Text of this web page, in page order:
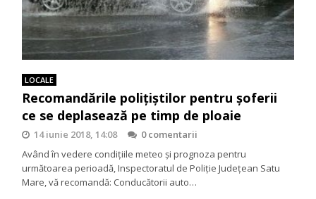
LOCALE
Recomandările polițiștilor pentru șoferii
ce se deplasează pe timp de ploaie
14 iunie 2018, 14:08
0 comentarii
Având în vedere condițiile meteo și prognoza pentru
următoarea perioadă, Inspectoratul de Poliție Județean Satu
Mare, vă recomandă: Conducătorii auto…